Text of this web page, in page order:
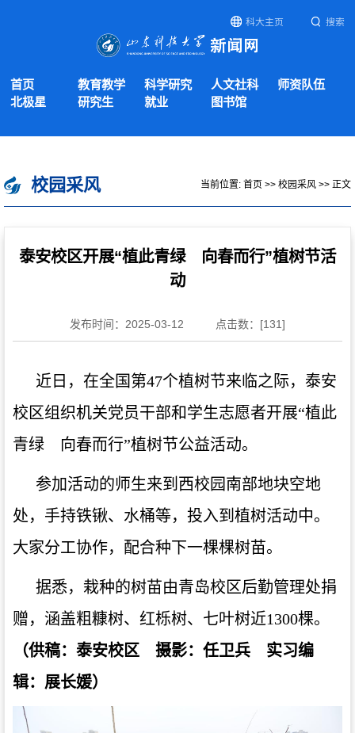
科大主页 搜索
首页 教育教学 科学研究 人文社科
师资队伍
北极星
研究生 就业 图书馆
校园采风 当前位置: 首页 >> 校园采风 >> 正文
泰安校区开展“植此青绿 向春而行”植树节活
动
发布时间：2025-03-12 点击数：[131]
近日 ，在全国第47个植树节来临之际， 泰安
校区组织机关党员干部和学生志愿者开展“植此
青绿 向春而行”植树节公益活动。
参加活动的师生来到西校园南部地块空地
处，手持铁锹、水桶等，投入到植树活动中。
大家分工协作，配合种下一棵棵树苗。
据悉，栽种的树苗由青岛校区后勤管理处捐
赠，涵盖粗糠树、红栎树、七叶树近1300棵。
（供稿： 泰安校区 摄影：任卫兵 实习编
辑：展长媛）